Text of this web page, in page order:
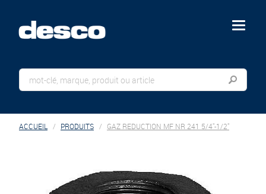
menu
ACCUEIL PRODUITS GAZ REDUCTION MF NR 241 5/4"-1/2"